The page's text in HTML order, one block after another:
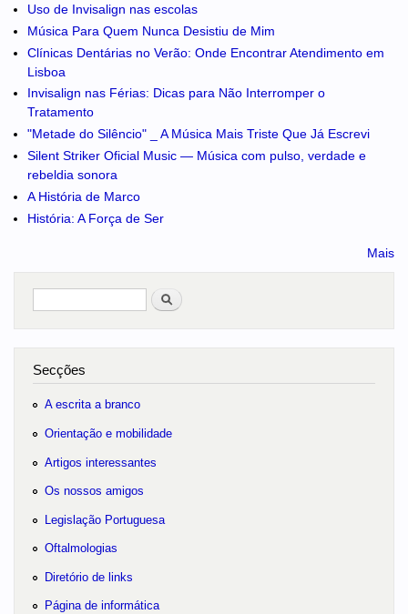
Uso de Invisalign nas escolas
Música Para Quem Nunca Desistiu de Mim
Clínicas Dentárias no Verão: Onde Encontrar Atendimento em
Lisboa
Invisalign nas Férias: Dicas para Não Interromper o
Tratamento
"Metade do Silêncio" _ A Música Mais Triste Que Já Escrevi
Silent Striker Oficial Music — Música com pulso, verdade e
rebeldia sonora
A História de Marco
História: A Força de Ser
Mais
Pesquisar
no portal
Secções
A escrita a branco
Orientação e mobilidade
Artigos interessantes
Os nossos amigos
Legislação Portuguesa
Oftalmologias
Diretório de links
Página de informática